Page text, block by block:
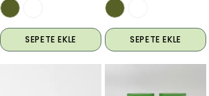
SEPETE EKLE SEPETE EKLE